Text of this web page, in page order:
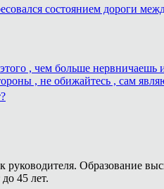
состоянием дороги
этого , чем больше
, не обижайтесь , сам
руководителя. Образование
45 лет.